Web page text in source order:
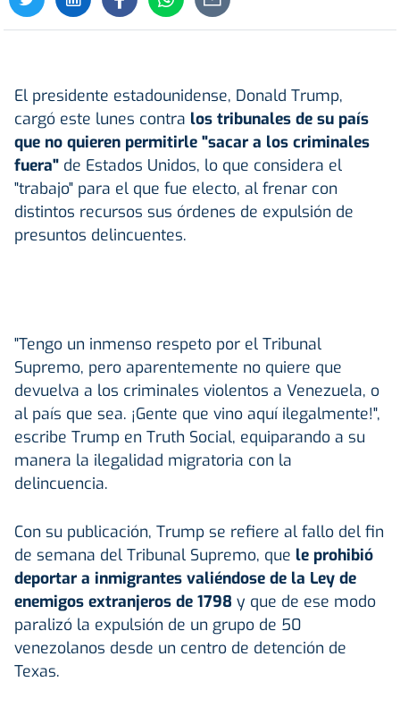
El presidente estadounidense, Donald Trump,
cargó este lunes contra los tribunales de su país
que no quieren permitirle "sacar a los criminales
fuera" de Estados Unidos, lo que considera el
"trabajo" para el que fue electo, al frenar con
distintos recursos sus órdenes de expulsión de
presuntos delincuentes.
"Tengo un inmenso respeto por el Tribunal
Supremo, pero aparentemente no quiere que
devuelva a los criminales violentos a Venezuela, o
al país que sea. ¡Gente que vino aquí ilegalmente!",
escribe Trump en Truth Social, equiparando a su
manera la ilegalidad migratoria con la
delincuencia.
Con su publicación, Trump se refiere al fallo del fin
de semana del Tribunal Supremo, que le prohibió
deportar a inmigrantes valiéndose de la Ley de
enemigos extranjeros de 1798 y que de ese modo
paralizó la expulsión de un grupo de 50
venezolanos desde un centro de detención de
Texas.